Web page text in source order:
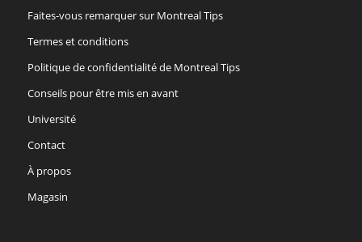
Faites-vous remarquer sur Montreal Tips
Termes et conditions
Politique de confidentialité de Montreal Tips
Conseils pour être mis en avant
Université
Contact
À propos
Magasin